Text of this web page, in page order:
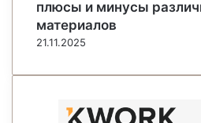
плюсы и минусы
материалов
21.11.2025